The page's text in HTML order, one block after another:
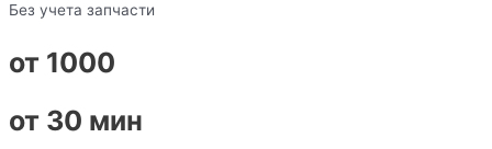
Без учета запчасти
от 1000
от 30 мин